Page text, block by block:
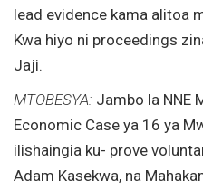
lead evidence kama alitoa
Kwa hiyo ni proceedings
Jaji.
MTOBESYA: Jambo la NNE
Economic Case ya 16 ya
ilishaingia ku- prove
Adam Kasekwa, na